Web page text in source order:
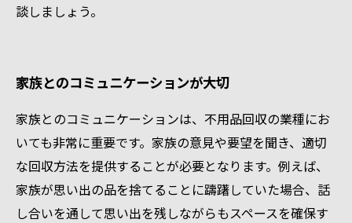
談しましょう。
家族とのコミュニケーションが大切
家族とのコミュニケーションは、不用品回収の業種にお
いても非常に重要です。家族の意見や要望を聞き、適切
な回収方法を提供することが必要となります。例えば、
家族が思い出の品を捨てることに躊躇していた場合、話
し合いを通して思い出を残しながらもスペースを確保す